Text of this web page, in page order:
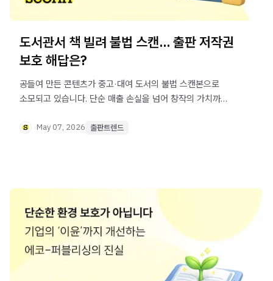
도서관서 책 빌려 불법 스캔... 출판 저작권
보호 해답은?
공들여 만든 콘텐츠가 중고·대여 도서의 불법 스캔본으로
소모되고 있습니다. 단순 매출 손실을 넘어 창작의 가치까지
지키는 방법은 무엇일까요?
May 07, 2026 출판트렌드